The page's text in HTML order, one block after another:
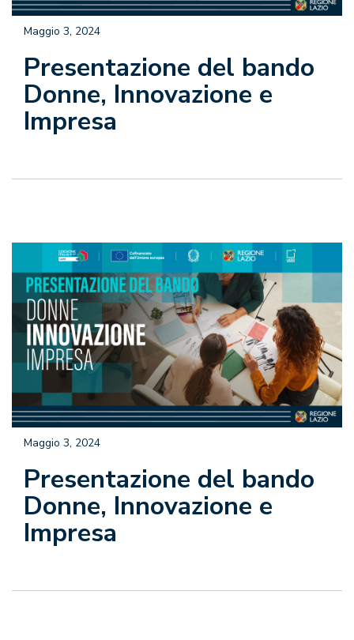
Presentazione del bando
Donne, Innovazione e
Impresa
Maggio 3, 2024
Presentazione del bando
Donne, Innovazione e
Impresa
Maggio 3, 2024